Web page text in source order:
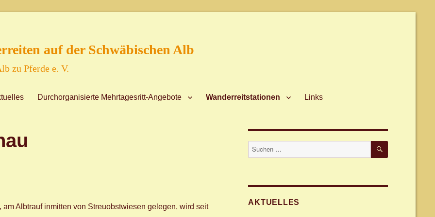
auf der Schwäbischen Alb
zu Pferde e. V.
Durchorganisierte Mehrtagesritt-Angebote Wanderreitstationen Links
Albtrauf inmitten von Streuobstwiesen gelegen, wird seit
Suche
SUCHEN
AKTUELLES